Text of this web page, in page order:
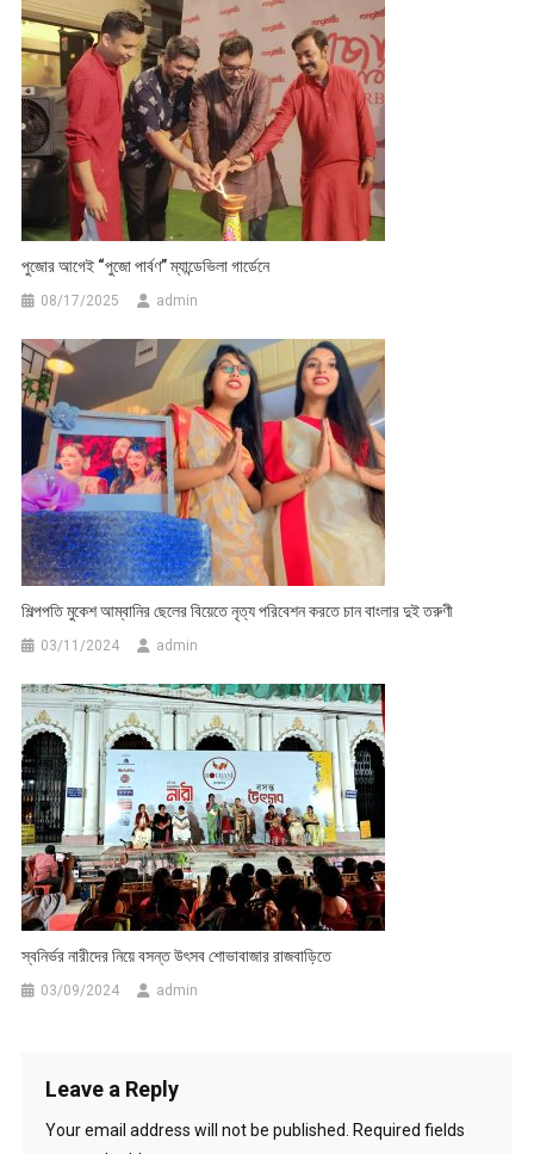
পুজোর আগেই “পুজো পার্বণ” ম্যান্ডেভিলা গার্ডেনে
08/17/2025 admin
শিল্পপতি মুকেশ আম্বানির ছেলের বিয়েতে নৃত্য পরিবেশন করতে চান বাংলার দুই তরুণী
03/11/2024 admin
স্বনির্ভর নারীদের নিয়ে বসন্ত উৎসব শোভাবাজার রাজবাড়িতে
03/09/2024 admin
Leave a Reply
Your email address will not be published.
Required fields